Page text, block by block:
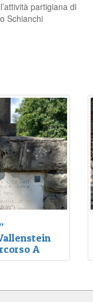
partigiana di
Schianchi
A
molti altri e